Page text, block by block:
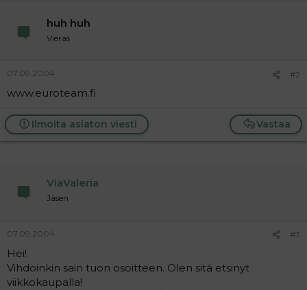
huh huh
Vieras
07.09.2004 #2
www.euroteam.fi
Vastaa
Ilmoita asiaton viesti
ViaValeria
Jäsen
07.09.2004 #3
Hei!
Vihdoinkin sain tuon osoitteen. Olen sitä etsinyt
viikkokaupalla!